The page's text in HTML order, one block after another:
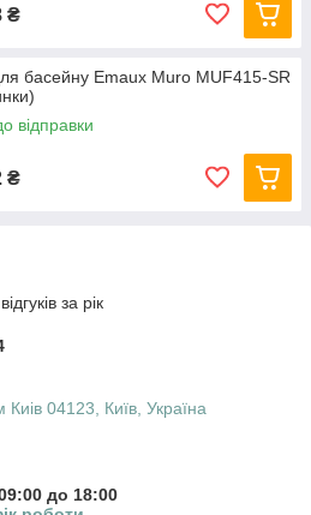
₴
басейну Emaux Muro MUF415-SR
відправки
₴
за рік
Киів 04123, Київ, Україна
до 18:00